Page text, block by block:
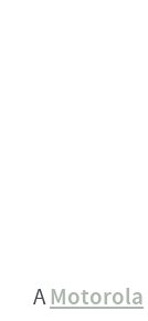
AMotorola